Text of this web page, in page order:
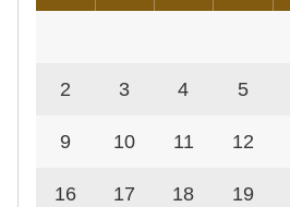
2 3 4 5
9 10 11 12
16 17 18 19